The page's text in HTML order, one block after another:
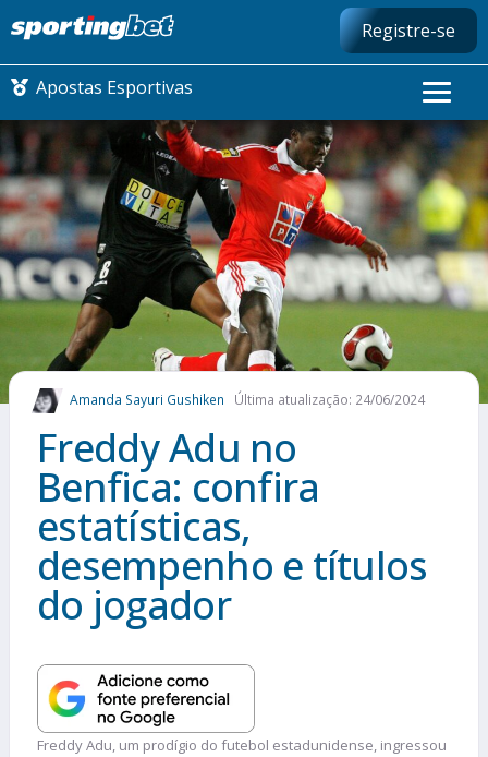
Registre-se
Apostas Esportivas
CONMEBOL LIBERTADORES
FUTEBOL NACIONAL
FUTEBOL INTERNACIONAL
COMO APOSTAR
MAIS ESPORTES
Amanda Sayuri Gushiken Última atualização: 24/06/2024
Freddy Adu no
Benfica: confira
estatísticas,
desempenho e títulos
do jogador
Freddy Adu, um prodígio do futebol estadunidense, ingressou